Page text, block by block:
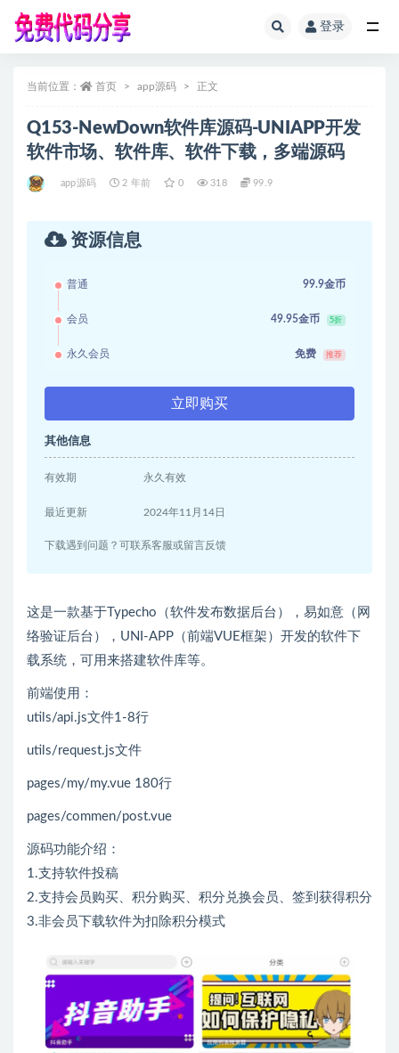
登录
当前位置： 首页 app源码 正文
Q153-NewDown软件库源码-UNIAPP开发
软件市场、软件库、软件下载，多端源码
app源码 2 年前 0 318 99.9
资源信息
普通 99.9金币
会员 49.95金币 5折
永久会员 免费 推荐
立即购买
其他信息
有效期 永久有效
最近更新 2024年11月14日
下载遇到问题？可联系客服或留言反馈
这是一款基于Typecho（软件发布数据后台），易如意（网
络验证后台），UNI-APP（前端VUE框架）开发的软件下
载系统，可用来搭建软件库等。
前端使用：
utils/api.js文件1-8行
utils/request.js文件
pages/my/my.vue 180行
pages/commen/post.vue
源码功能介绍：
1.支持软件投稿
2.支持会员购买、积分购买、积分兑换会员、签到获得积分
3.非会员下载软件为扣除积分模式